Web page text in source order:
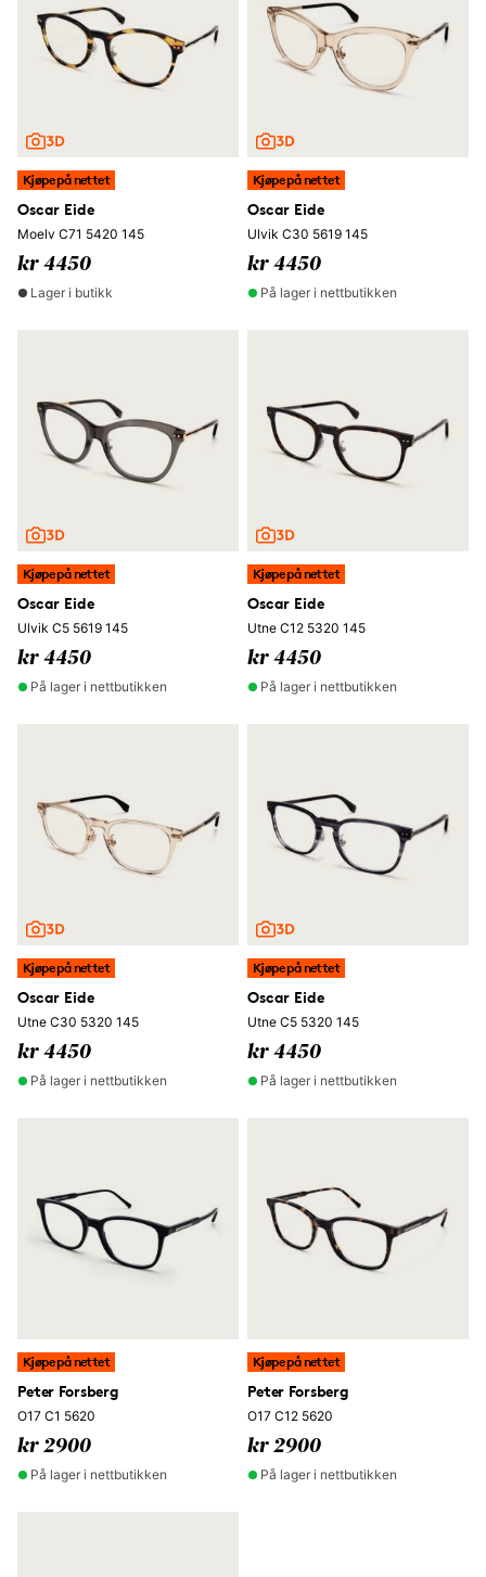
Kjøpe på nettet
Oscar Eide
Moelv C71 5420 145
kr 4450
Lager i butikk
Kjøpe på nettet
Oscar Eide
Ulvik C30 5619 145
kr 4450
På lager i nettbutikken
Kjøpe på nettet
Oscar Eide
Ulvik C5 5619 145
kr 4450
På lager i nettbutikken
Kjøpe på nettet
Oscar Eide
Utne C12 5320 145
kr 4450
På lager i nettbutikken
Kjøpe på nettet
Oscar Eide
Utne C30 5320 145
kr 4450
På lager i nettbutikken
Kjøpe på nettet
Oscar Eide
Utne C5 5320 145
kr 4450
På lager i nettbutikken
Kjøpe på nettet
Peter Forsberg
O17 C1 5620
kr 2900
På lager i nettbutikken
Kjøpe på nettet
Peter Forsberg
O17 C12 5620
kr 2900
På lager i nettbutikken